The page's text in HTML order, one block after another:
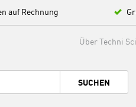
auf Rechnung
Über Techni
SUCHEN